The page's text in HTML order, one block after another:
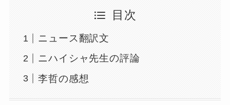
目次
ニュース翻訳文
ニハイシャ先生の評論
李哲の感想